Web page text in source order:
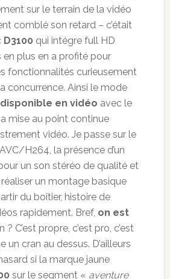
sur le terrain de la vidéo
comblé son retard – c’était
D3100 qui intégre full HD
plus en a profité pour
fonctionnalités curieusement
concurrence. Ainsi le mode
disponible en vidéo avec le
mise au point continue
vidéo. Je passe sur le
H264, la présence d’un
un son stéréo de qualité et
un montage basique
du boîtier, histoire de
rapidement. Bref, on est
? C’est propre, c’est pro, c’est
un cran au dessus. D’ailleurs
si la marque jaune
sur le segment « aventure